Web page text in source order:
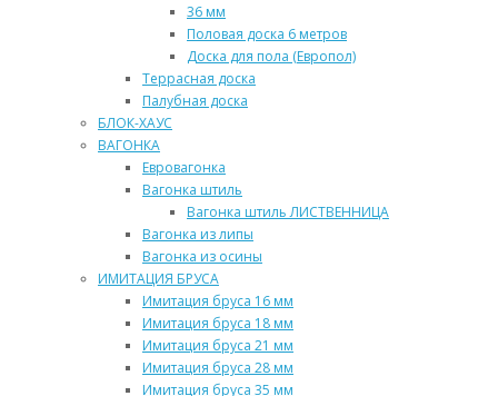
36 мм
Половая доска 6 метров
Доска для пола (Европол)
Террасная доска
Палубная доска
БЛОК-ХАУС
ВАГОНКА
Евровагонка
Вагонка штиль
Вагонка штиль ЛИСТВЕННИЦА
Вагонка из липы
Вагонка из осины
ИМИТАЦИЯ БРУСА
Имитация бруса 16 мм
Имитация бруса 18 мм
Имитация бруса 21 мм
Имитация бруса 28 мм
Имитация бруса 35 мм